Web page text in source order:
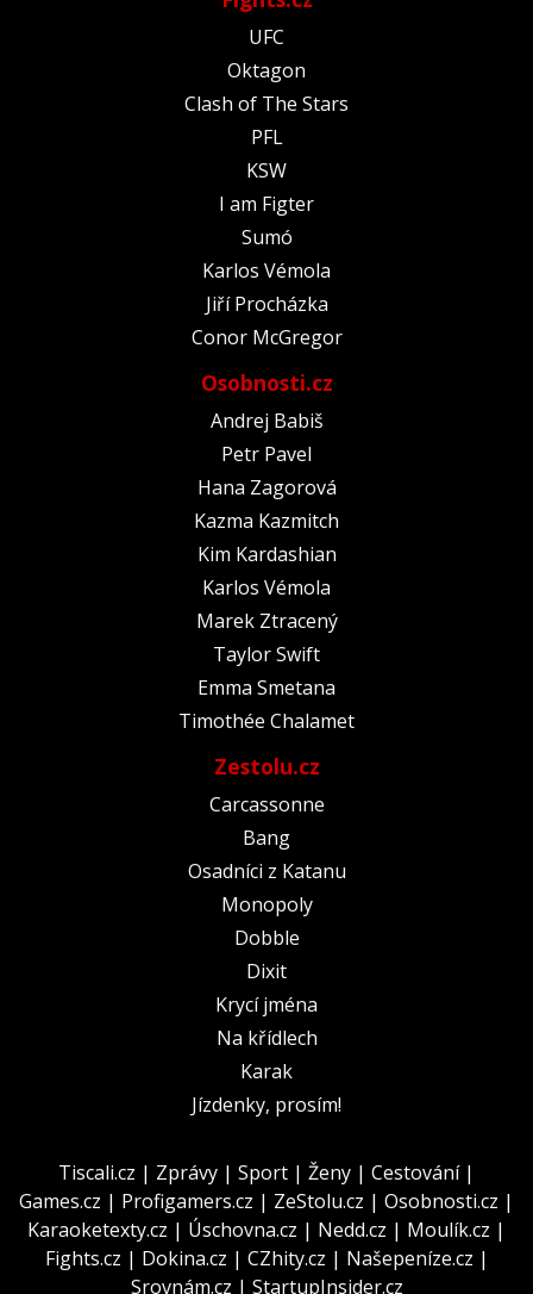
UFC
Oktagon
Clash of The Stars
PFL
KSW
I am Figter
Sumó
Karlos Vémola
Jiří Procházka
Conor McGregor
Osobnosti.cz
Andrej Babiš
Petr Pavel
Hana Zagorová
Kazma Kazmitch
Kim Kardashian
Karlos Vémola
Marek Ztracený
Taylor Swift
Emma Smetana
Timothée Chalamet
Zestolu.cz
Carcassonne
Bang
Osadníci z Katanu
Monopoly
Dobble
Dixit
Krycí jména
Na křídlech
Karak
Jízdenky, prosím!
Tiscali.cz | Zprávy | Sport | Ženy | Cestování|
Games.cz | Profigamers.cz | ZeStolu.cz | Osobnosti.cz |
Karaoketexty.cz | Úschovna.cz | Nedd.cz | Moulík.cz |
Fights.cz | Dokina.cz | CZhity.cz | Našepeníze.cz |
Srovnám.cz | StartupInsider.cz